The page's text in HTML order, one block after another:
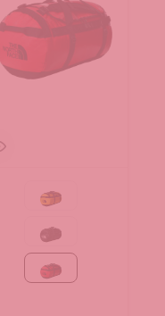
Summit Gold-TNF
TNF Black
TNF Red-TNF Black